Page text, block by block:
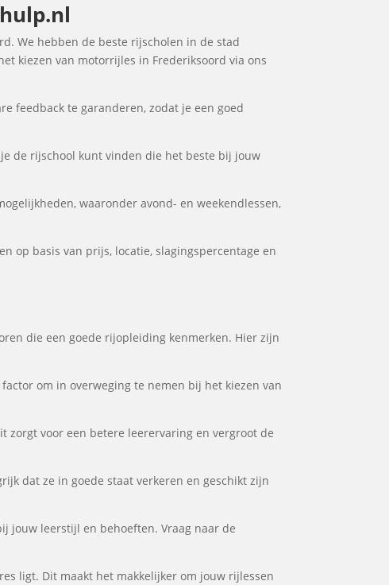
We hebben de beste rijscholen in de stad
kiezen van motorrijles in Frederiksoord via ons
feedback te garanderen, zodat je een goed
de rijschool kunt vinden die het beste bij jouw
waaronder avond- en weekendlessen,
op basis van prijs, locatie, slagingspercentage en
die een goede rijopleiding kenmerken. Hier zijn
om in overweging te nemen bij het kiezen van
zorgt voor een betere leerervaring en vergroot de
dat ze in goede staat verkeren en geschikt zijn
jouw leerstijl en behoeften. Vraag naar de
ligt. Dit maakt het makkelijker om jouw rijlessen